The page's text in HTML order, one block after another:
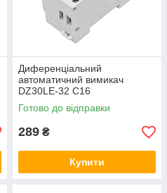
Диференціальний
автоматичний вимикач
DZ30LE-32 С16
Готово до відправки
289 ₴
Купити